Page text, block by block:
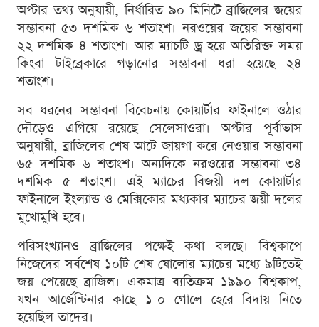
অপ্টার তথ্য অনুযায়ী, নির্ধারিত ৯০ মিনিটে ব্রাজিলের জয়ের
সম্ভাবনা ৫৩ দশমিক ৬ শতাংশ। নরওয়ের জয়ের সম্ভাবনা
২২ দশমিক ৪ শতাংশ। আর ম্যাচটি ড্র হয়ে অতিরিক্ত সময়
কিংবা টাইব্রেকারে গড়ানোর সম্ভাবনা ধরা হয়েছে ২৪
শতাংশ।
সব ধরনের সম্ভাবনা বিবেচনায় কোয়ার্টার ফাইনালে ওঠার
দৌড়েও এগিয়ে রয়েছে সেলেসাওরা। অপ্টার পূর্বাভাস
অনুযায়ী, ব্রাজিলের শেষ আটে জায়গা করে নেওয়ার সম্ভাবনা
৬৫ দশমিক ৬ শতাংশ। অন্যদিকে নরওয়ের সম্ভাবনা ৩৪
দশমিক ৫ শতাংশ। এই ম্যাচের বিজয়ী দল কোয়ার্টার
ফাইনালে ইংল্যান্ড ও মেক্সিকোর মধ্যকার ম্যাচের জয়ী দলের
মুখোমুখি হবে।
পরিসংখ্যানও ব্রাজিলের পক্ষেই কথা বলছে। বিশ্বকাপে
নিজেদের সর্বশেষ ১০টি শেষ ষোলোর ম্যাচের মধ্যে ৯টিতেই
জয় পেয়েছে ব্রাজিল। একমাত্র ব্যতিক্রম ১৯৯০ বিশ্বকাপ,
যখন আর্জেন্টিনার কাছে ১-০ গোলে হেরে বিদায় নিতে
হয়েছিল তাদের।